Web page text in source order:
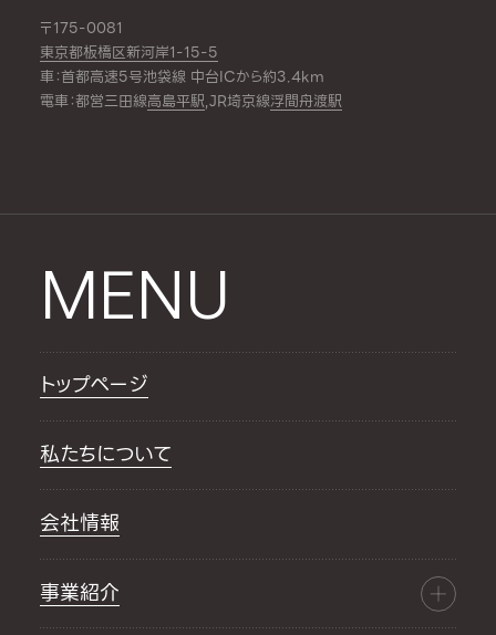
〒175-0081
東京都板橋区新河岸1-15-5
車：首都高速5号池袋線 中台ICから約3.4km
電車：都営三田線高島平駅,JR埼京線浮間舟渡駅
MENU
トップページ
私たちについて
会社情報
事業紹介